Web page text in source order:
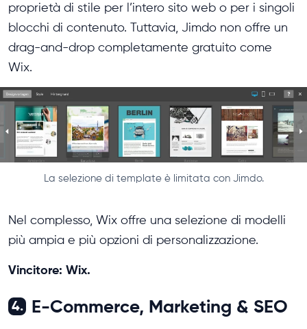
proprietà di stile per l’intero sito web o per i singoli
blocchi di contenuto. Tuttavia, Jimdo non offre un
drag-and-drop completamente gratuito come
Wix.
La selezione di template è limitata con Jimdo.
Nel complesso, Wix offre una selezione di modelli
più ampia e più opzioni di personalizzazione.
Vincitore: Wix.
4. E-Commerce, Marketing & SEO